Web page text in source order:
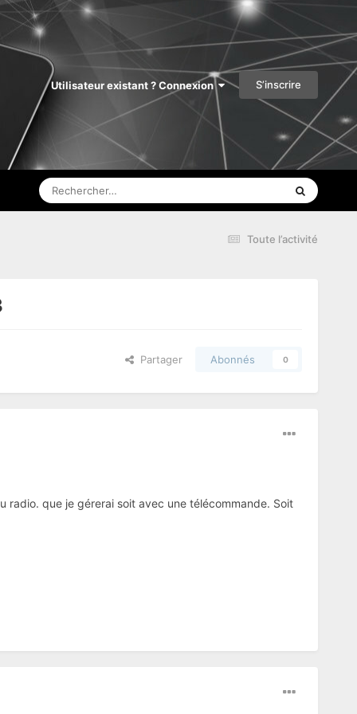
Utilisateur existant ? Connexion S’inscrire
Toute l’activité
Partager Abonnés 0
radio. que je gérerai soit avec une télécommande. Soit